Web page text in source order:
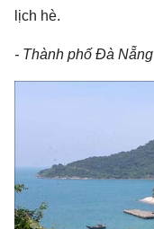
lịch hè.
- Thành phố Đà Nẵng